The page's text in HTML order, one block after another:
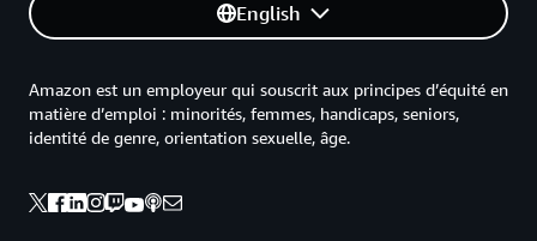
English
Amazon est un employeur qui souscrit aux principes d’équité en
matière d’emploi : minorités, femmes, handicaps, seniors,
identité de genre, orientation sexuelle, âge.